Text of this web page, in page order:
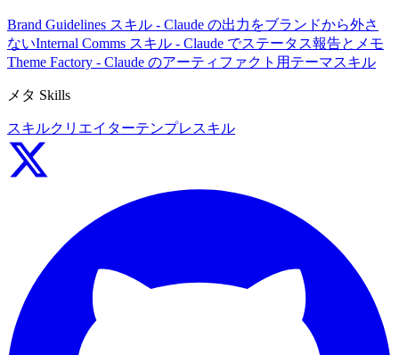
Brand Guidelines スキル - Claude の出力をブランドから外さ
ないInternal Comms スキル - Claude でステータス報告とメモ
Theme Factory - Claude のアーティファクト用テーマスキル
メタ Skills
スキルクリエイターテンプレスキル